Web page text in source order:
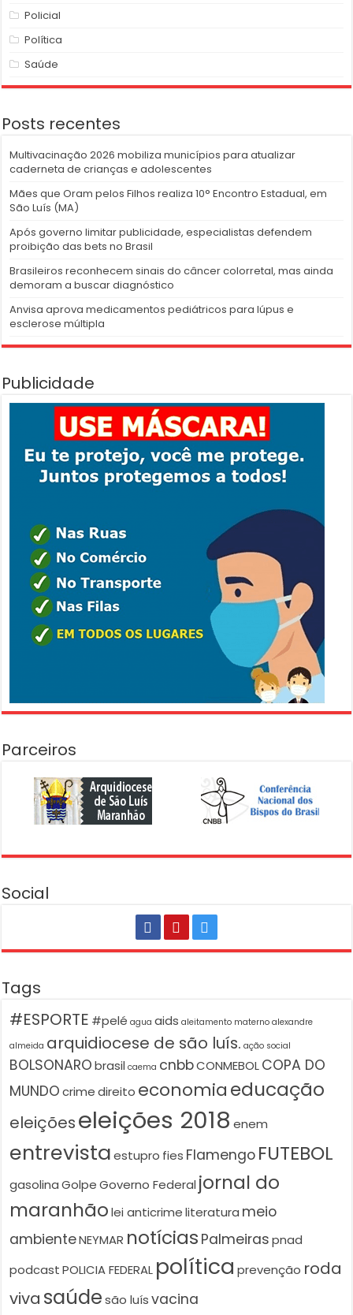
Policial
Política
Saúde
Posts recentes
Multivacinação 2026 mobiliza municípios para atualizar
caderneta de crianças e adolescentes
Mães que Oram pelos Filhos realiza 10° Encontro Estadual, em
São Luís (MA)
Após governo limitar publicidade, especialistas defendem
proibição das bets no Brasil
Brasileiros reconhecem sinais do câncer colorretal, mas ainda
demoram a buscar diagnóstico
Anvisa aprova medicamentos pediátricos para lúpus e
esclerose múltipla
Publicidade
Parceiros
Social
Tags
#ESPORTE #pelé agua aids aleitamento materno alexandre
almeida arquidiocese de são luís. ação social
BOLSONARO brasil caema cnbbCONMEBOLCOPA DO
MUNDO crime direito economiaeducação
eleiçõeseleições 2018 enem
entrevista estupro fies Flamengo FUTEBOL
gasolina Golpe Governo Federal jornal do
maranhão lei anticrime literatura meio
ambienteNEYMAR notícias Palmeiras pnad
podcast POLICIA FEDERAL política prevenção roda
viva saúde são luís vacina